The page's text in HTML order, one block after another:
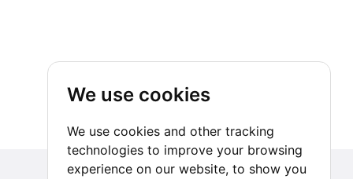
We use cookies
We use cookies and other tracking
technologies to improve your browsing
experience on our website, to show you